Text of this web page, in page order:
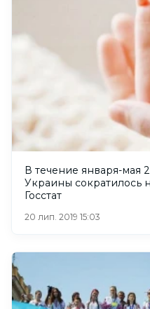
В течение января-мая
Украины сократилось
Госстат
20 лип. 2019 15:03